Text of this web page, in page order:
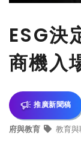
ESG決
商機入
推廣新聞稿
府與教育 教育